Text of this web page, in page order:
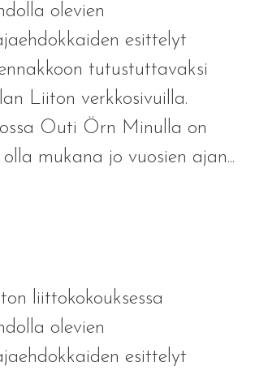
olevien
esittelyt
tutustuttavaksi
Liiton verkkosivuilla.
Outi Örn Minulla on
mukana jo vuosien ajan...
liittokokouksessa
olevien
esittelyt